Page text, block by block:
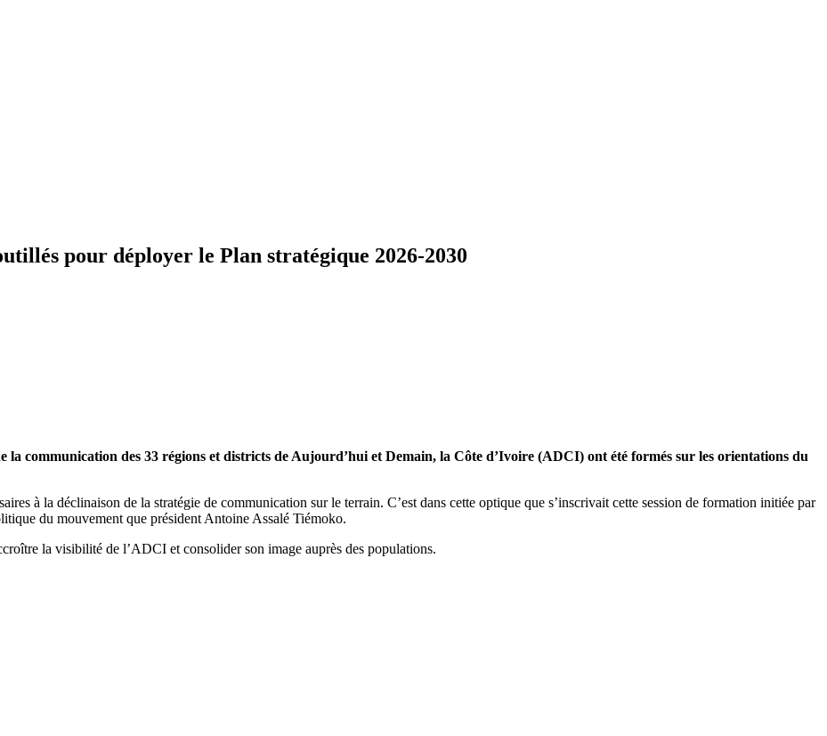
pour déployer le Plan stratégique 2026-2030
la communication des 33 régions et districts de Aujourd’hui et Demain, la Côte d’Ivoire (ADCI) ont été formés sur les orientations du
à la déclinaison de la stratégie de communication sur le terrain. C’est dans cette optique que s’inscrivait cette session de formation initiée par
du mouvement que président Antoine Assalé Tiémoko.
la visibilité de l’ADCI et consolider son image auprès des populations.